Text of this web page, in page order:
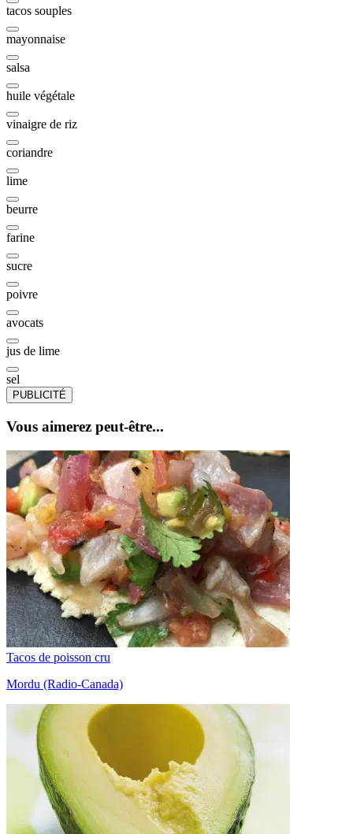
tacos souples
mayonnaise
salsa
huile végétale
vinaigre de riz
coriandre
lime
beurre
farine
sucre
poivre
avocats
jus de lime
sel
PUBLICITÉ
Vous aimerez peut-être...
Tacos de poisson cru
Mordu (Radio-Canada)